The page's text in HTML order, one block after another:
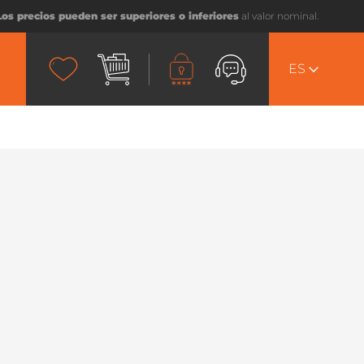
precios pueden ser superiores o inferiores al valor nominal.
ES